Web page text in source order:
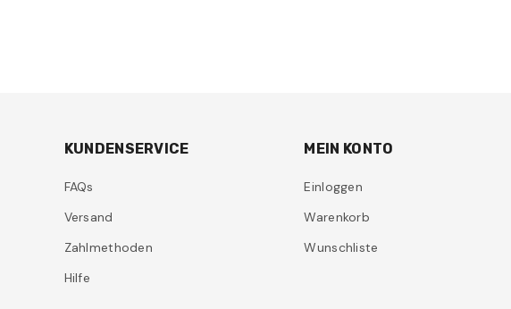
KUNDENSERVICE
FAQs
Versand
Zahlmethoden
Hilfe
MEIN KONTO
Einloggen
Warenkorb
Wunschliste